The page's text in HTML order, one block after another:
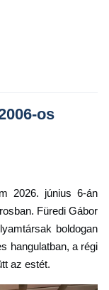
os
2026. június 6-án
Füredi Gábor
boldogan
hangulatban, a régi
az estét.